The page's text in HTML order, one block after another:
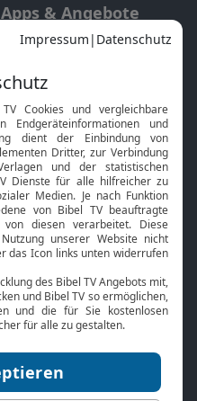
Apps & Angebote
Mobile App
Smart TV
HbbTV
Bibelthek Online-Bibel
Nächster Gottesdienst
Service
Kontakt
TV-Empfang